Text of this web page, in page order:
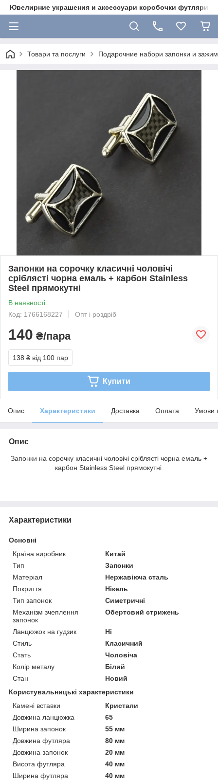
Ювелирние украшения и аксессуари коробочки футляри
Товари та послуги Подарочние набори запонки и
Запонки на сорочку класичні чоловічі
сріблясті чорна емаль + карбон Stainless
Steel прямокутні
В наявності
Код: 1766168227
Опт і роздріб
140 ₴/пара
138 ₴ від 100 пар
Купити
Опис Характеристики Доставка Оплата Умови
Опис
Запонки на сорочку класичні чоловічі сріблясті чорна емаль +
карбон Stainless Steel прямокутні
Характеристики
Основні
Країна виробник
Китай
Тип
Запонки
Матеріал
Нержавіюча сталь
Покриття
Нікель
Тип запонок
Симетричні
Механізм зчеплення
запонок
Обертовий стрижень
Ланцюжок на гудзик
Ні
Стиль
Класичний
Стать
Чоловіча
Колір металу
Білий
Стан
Новий
Користувальницькі характеристики
Камені вставки
Кристали
Довжина ланцюжка
65
Ширина запонок
55 мм
Довжина футляра
80 мм
Довжина запонок
20 мм
Висота футляра
40 мм
Ширина футляра
40 мм